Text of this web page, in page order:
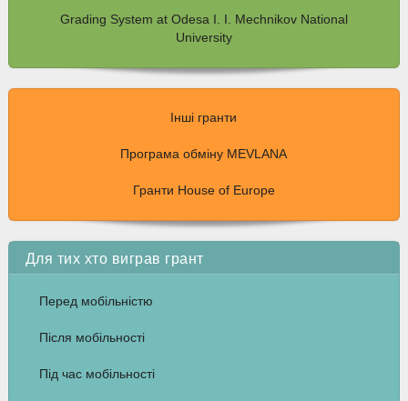
Grading System at Odesa I. I. Mechnikov National
University
Інші гранти
Програма обміну MEVLANA
Гранти House of Europe
Для тих хто виграв грант
Перед мобільністю
Після мобільності
Під час мобільності